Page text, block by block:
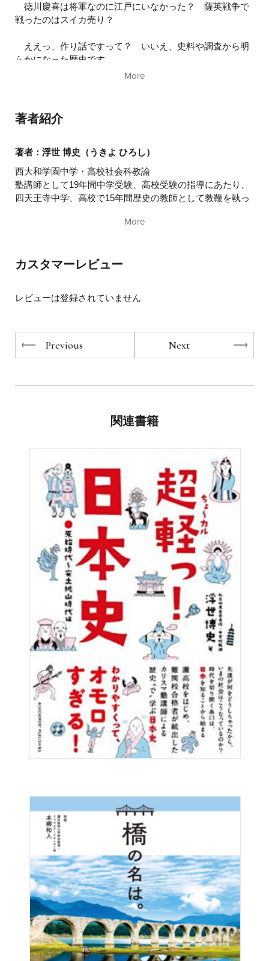
長州内で食い違った「禁門の変」
9
一年の間に「尊王攘夷」から「討幕」へ
「薩長同盟」は龍馬いらず
11
開国で国中が踊った
将軍なのに江戸にいなかった「徳川慶喜」
14
15
17
「戊辰戦争」は薩摩と徳川のケンカだった
18
秘密道具は「錦の御旗」
19
幕府が滅んだのはいつ
20
暗黒の夜は明けたか
徳川慶喜は将軍なのに江戸にいなかった？ 薩英戦争で
戦ったのはスイカ売り？
ええっ、作り話ですって？ いいえ、史料や調査から明
らかになった歴史です。
幕末のたった15年で歴史は動きました。
は力の押し合いが特に複雑でした。
いったいどんな力が働いて幕末の歴史を動かしたのか。
メディアにひっぱりだこの社会科教師による「おもしろく
ってためになる幕末史」はじまります！
More
著者紹介
著者：浮世 博史（うきよ ひろし）
西大和学園中学・高校社会科教諭
塾講師として19年間中学受験、高校受験の指導にあたり、
四天王寺中学、高校で15年間歴史の教師として教鞭を執っ
管、教育研究室主管を歴任。その後、進学塾、希学園の社
史“で”学ぶ」をテーマに、受験対策に留まらない生きる力
More
カスタマーレビュー
レビューは登録されていません
Previous Next
関連書籍